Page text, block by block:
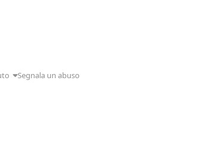
Segnala un abuso